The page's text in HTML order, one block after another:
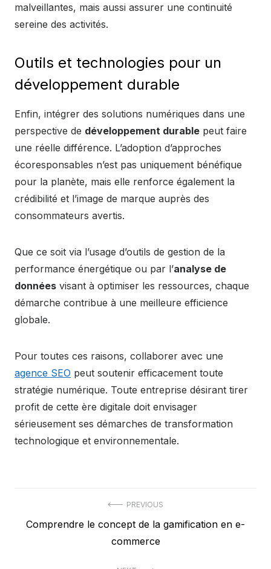
malveillantes, mais aussi assurer une continuité
sereine des activités.
Outils et technologies pour un
développement durable
Enfin, intégrer des solutions numériques dans une
perspective de développement durable peut faire
une réelle différence. L’adoption d’approches
écoresponsables n’est pas uniquement bénéfique
pour la planète, mais elle renforce également la
crédibilité et l’image de marque auprès des
consommateurs avertis.
Que ce soit via l’usage d’outils de gestion de la
performance énergétique ou par l’analyse de
données visant à optimiser les ressources, chaque
démarche contribue à une meilleure efficience
globale.
Pour toutes ces raisons, collaborer avec une
agence SEO peut soutenir efficacement toute
stratégie numérique. Toute entreprise désirant tirer
profit de cette ère digitale doit envisager
sérieusement ses démarches de transformation
technologique et environnementale.
navigation
PREVIOUS
Previous
Comprendre le concept de la gamification en e-
commerce